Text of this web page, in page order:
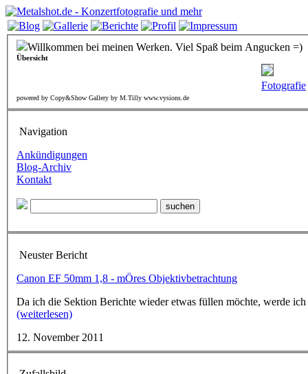
Willkommen bei meinen Werken. Viel Spaß beim Angucken =)
Übersicht
Fotografie
powered by Copy&Show Gallery by M.Tilly www.vysions.de
Navigation
Ankündigungen
Blog-Archiv
Kontakt
Neuster Bericht
Canon EF 50mm 1,8 - mÖres Objektivbetrachtung
Da ich die Sektion Berichte wieder etwas füllen möchte, werde
(weiterlesen)
12. November 2011